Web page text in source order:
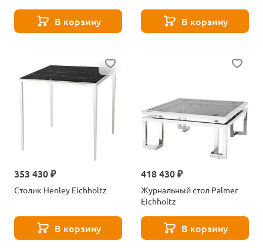
В корзину В корзину
353 430 ₽
Столик Henley Eichholtz
В корзину
418 430 ₽
Журнальный стол Palmer
Eichholtz
В корзину